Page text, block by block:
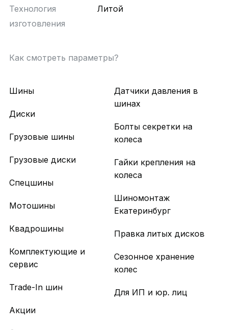
Технология
изготовления
Литой
Как смотреть параметры?
Шины
Диски
Грузовые шины
Грузовые диски
Спецшины
Мотошины
Квадрошины
Комплектующие и
сервис
Trade-In шин
Акции
Датчики давления в
шинах
Болты секретки на
колеса
Гайки крепления на
колеса
Шиномонтаж
Екатеринбург
Правка литых дисков
Сезонное хранение
колес
Для ИП и юр. лиц